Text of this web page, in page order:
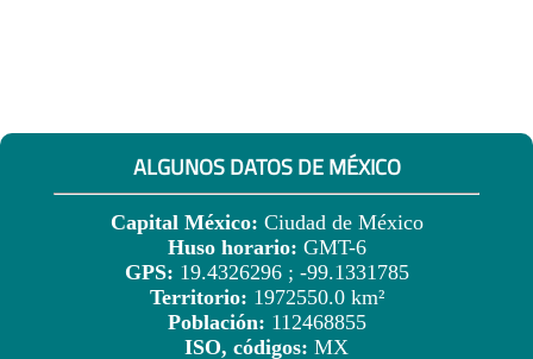
ALGUNOS DATOS DE MÉXICO
Capital México: Ciudad de México
Huso horario: GMT-6
GPS: 19.4326296 ; -99.1331785
Territorio: 1972550.0 km²
Población: 112468855
ISO, códigos: MX